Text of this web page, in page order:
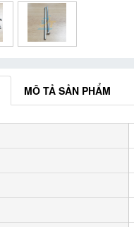
MÔ TẢ SẢN PHẨM